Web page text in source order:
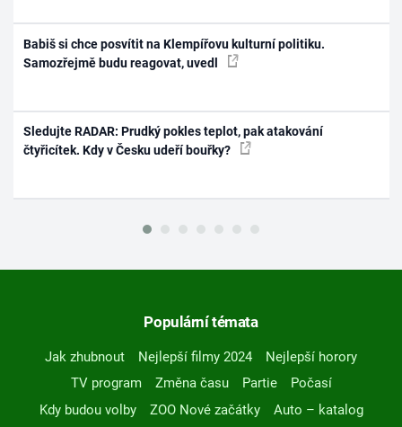
Babiš si chce posvítit na Klempířovu kulturní politiku.
Samozřejmě budu reagovat, uvedl
Sledujte RADAR: Prudký pokles teplot, pak atakování
čtyřicítek. Kdy v Česku udeří bouřky?
Populární témata
Jak zhubnout Nejlepší filmy 2024
Nejlepší horory
TV program
Změna času Partie
Počasí
Kdy budou volby
ZOO Nové začátky
Auto – katalog